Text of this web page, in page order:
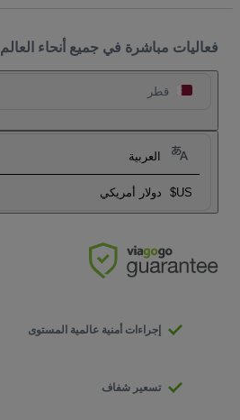
فعاليات مباشرة في جميع أنحاء العالم
قطر
العربية
US$ دولار أمريكي
إجراءات أمنية عالمية المستوى
تسعير شفاف